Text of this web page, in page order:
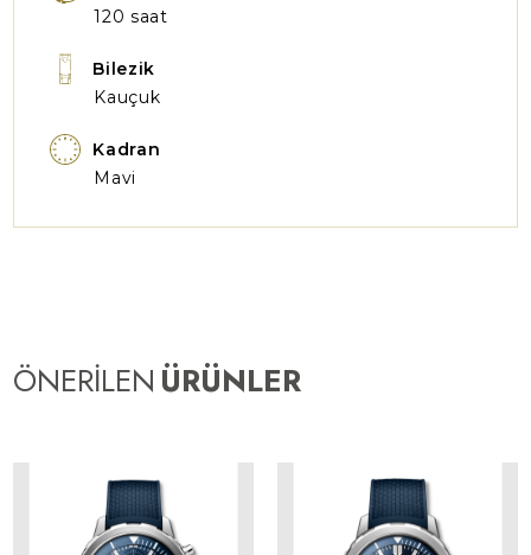
120 saat
Bilezik
Kauçuk
Kadran
Mavi
ÖNERİLEN ÜRÜNLER